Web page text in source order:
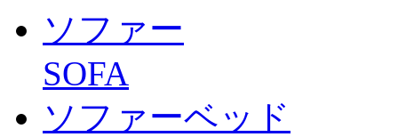
ソファー
SOFA
ソファーベッド